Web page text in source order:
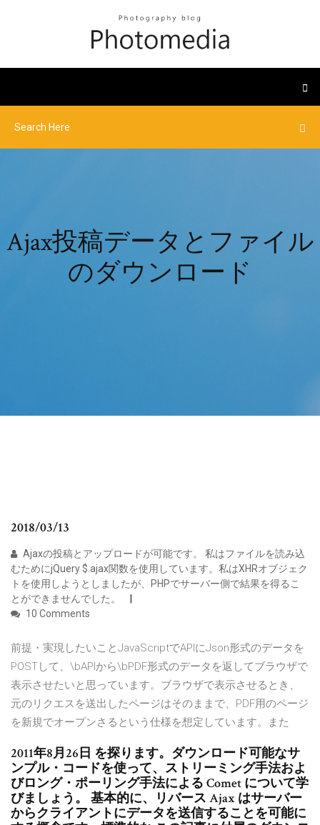
Ajax投稿データとファイル
のダウンロード
2018/03/13
Ajaxの投稿とアップロードが可能です。 私はファイルを読み込
むためにjQuery $.ajax関数を使用しています。私はXHRオブジェク
トを使用しようとしましたが、PHPでサーバー側で結果を得るこ
とができませんでした。
10 Comments
前提・実現したいことJavaScriptでAPIにJson形式のデータを
POSTして、\bAPIから\bPDF形式のデータを返してブラウザで
表示させたいと思っています。ブラウザで表示させるとき、
元のリクエスを送出したページはそのままで、PDF用のページ
を新規でオープンさるという仕様を想定しています。また
2011年8月26日 を探ります。ダウンロード可能なサ
ンプル・コードを使って、ストリーミング手法およ
びロング・ポーリング手法による Comet について学
びましょう。 基本的に、リバース Ajax はサーバー
からクライアントにデータを送信することを可能に